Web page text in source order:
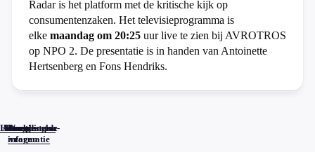
Radar is het platform met de kritische kijk op
consumentenzaken. Het televisieprogramma is
elke maandag om 20:25 uur live te zien bij AVROTROS
op NPO 2. De presentatie is in handen van Antoinette
Hertsenberg en Fons Hendriks.
Home
Actueel
Uitzendingen
Reacties
Programma-
informatie
Veelgestelde
vragen